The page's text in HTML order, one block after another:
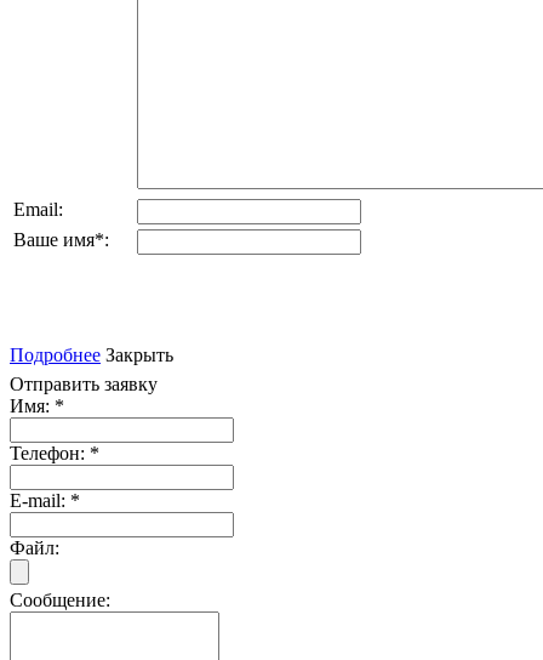
Email:
Ваше имя*:
Подробнее Закрыть
Отправить заявку
Имя: *
Телефон: *
E-mail: *
Файл:
Сообщение: